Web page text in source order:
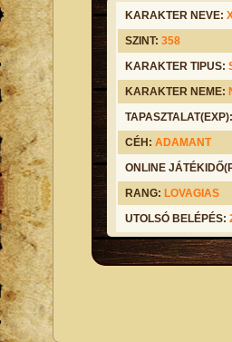
KARAKTER NEVE:
SZINT: 358
KARAKTER TIPUS:
KARAKTER NEME:
CÉH: ADAMANT
ONLINE
RANG: LOVAGIAS
UTOLSÓ BELÉPÉS: